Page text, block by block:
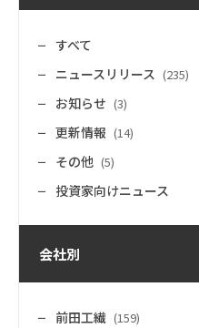
すべて
ニュースリリース (235)
お知らせ (3)
更新情報 (14)
その他 (5)
投資家向けニュース
会社別
前田工繊 (159)